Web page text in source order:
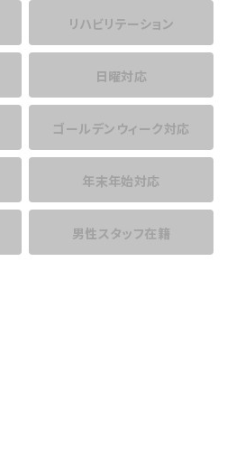
リハビリテーション
日曜対応
ゴールデンウィーク対応
年末年始対応
男性スタッフ在籍